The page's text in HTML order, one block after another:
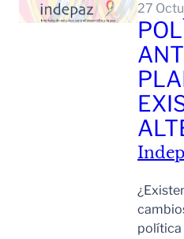
27
política